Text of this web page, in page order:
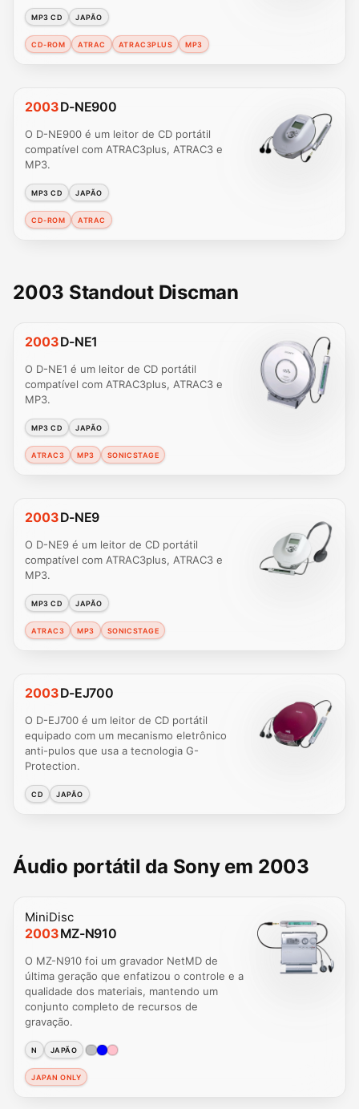
MP3 CD JAPÃO
CD-ROM ATRAC ATRAC3PLUS MP3
2003D-NE900
O D-NE900 é um leitor de CD portátil
compatível com ATRAC3plus, ATRAC3 e
MP3.
MP3 CD JAPÃO
CD-ROM ATRAC
2003 Standout Discman
2003D-NE1
O D-NE1 é um leitor de CD portátil
compatível com ATRAC3plus, ATRAC3 e
MP3.
MP3 CD JAPÃO
ATRAC3 MP3 SONICSTAGE
2003D-NE9
O D-NE9 é um leitor de CD portátil
compatível com ATRAC3plus, ATRAC3 e
MP3.
MP3 CD JAPÃO
ATRAC3 MP3 SONICSTAGE
2003D-EJ700
O D-EJ700 é um leitor de CD portátil
equipado com um mecanismo eletrônico
anti-pulos que usa a tecnologia G-
Protection.
CD JAPÃO
Áudio portátil da Sony em 2003
MiniDisc
2003MZ-N910
O MZ-N910 foi um gravador NetMD de
última geração que enfatizou o controle e a
qualidade dos materiais, mantendo um
conjunto completo de recursos de
gravação.
N JAPÃO
JAPAN ONLY